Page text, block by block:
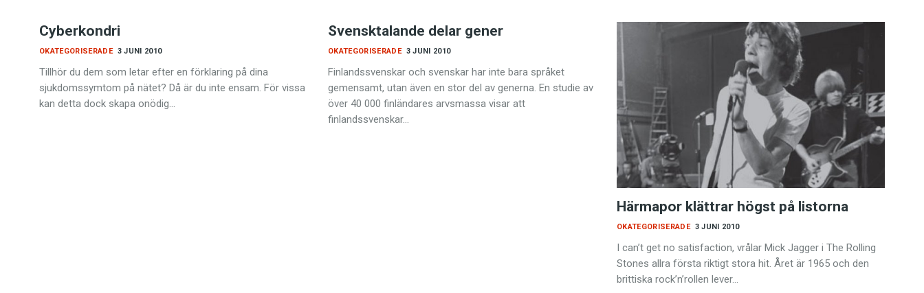
Cyberkondri
3 JUNI 2010
OKATEGORISERADE
Tillhör du dem som letar efter en förklaring på dina
sjukdomssymtom på nätet? Då är du inte ensam. För vissa
kan detta dock skapa onödig…
Svensktalande delar gener
3 JUNI 2010
OKATEGORISERADE
Finlandssvenskar och svenskar har inte bara språket
gemensamt, utan även en stor del av generna. En studie av
över 40 000 finländares arvsmassa visar att
finlandssvenskar…
Härmapor klättrar högst på listorna
3 JUNI 2010
OKATEGORISERADE
I can’t get no satisfaction, vrålar Mick Jagger i The Rolling
Stones allra första riktigt stora hit. Året är 1965 och den
brittiska rock’n’rollen lever…